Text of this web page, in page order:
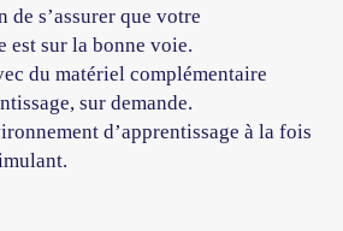
de s’assurer que votre
est sur la bonne voie.
du matériel complémentaire
sur demande.
d’apprentissage à la fois